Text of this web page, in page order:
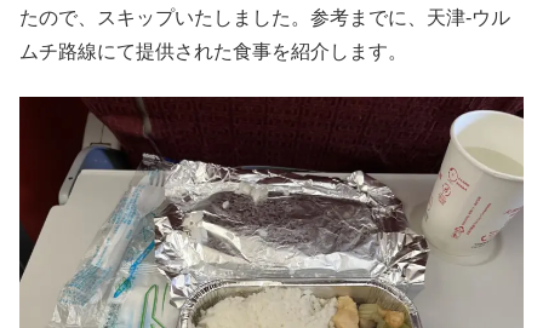
たので、スキップいたしました。参考までに、天津-ウル
ムチ路線にて提供された食事を紹介します。